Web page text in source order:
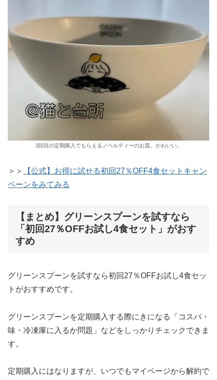
3回目の定期購入でもらえるノベルティーのお皿。かわいい。
＞＞
【公式】お得に試せる初回27％OFF4食セットキャン
ペーンをみてみる
【まとめ】グリーンスプーンを試すなら
「初回27％OFFお試し4食セット」がおす
すめ
グリーンスプーンを試すなら初回27％OFFお試し4食セッ
トがおすすめです。
グリーンスプーンを定期購入する際にきになる「コスパ・
味・冷凍庫に入るか問題」などをしっかりチェックできま
す。
定期購入にはなりますが、いつでもマイページから解約で